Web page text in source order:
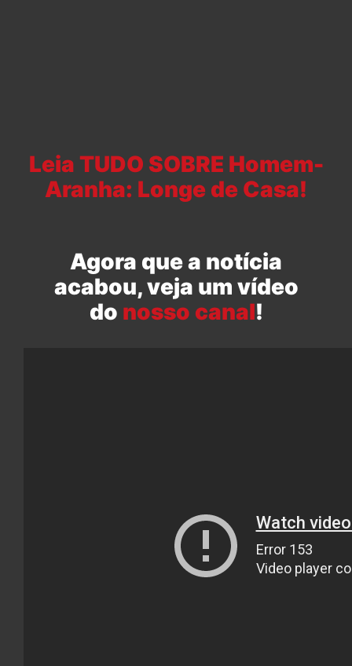
Leia TUDO SOBRE Homem-
Aranha: Longe de Casa!
Agora que a notícia
acabou, veja um vídeo
do nosso canal!